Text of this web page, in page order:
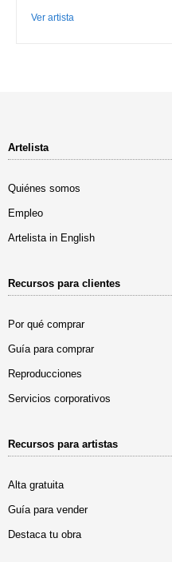
Ver artista
Artelista
Quiénes somos
Empleo
Artelista in English
Recursos para clientes
Por qué comprar
Guía para comprar
Reproducciones
Servicios corporativos
Recursos para artistas
Alta gratuita
Guía para vender
Destaca tu obra